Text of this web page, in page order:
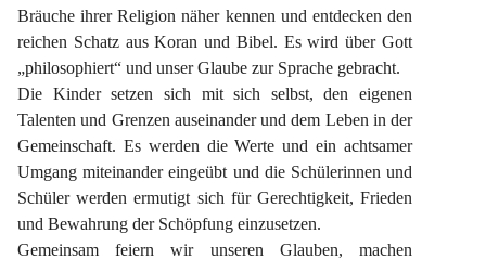
Bräuche ihrer Religion näher kennen und entdecken den
reichen Schatz aus Koran und Bibel. Es wird über Gott
„philosophiert“ und unser Glaube zur Sprache gebracht.
Die Kinder setzen sich mit sich selbst, den eigenen
Talenten und Grenzen auseinander und dem Leben in der
Gemeinschaft. Es werden die Werte und ein achtsamer
Umgang miteinander eingeübt und die Schülerinnen und
Schüler werden ermutigt sich für Gerechtigkeit, Frieden
und Bewahrung der Schöpfung einzusetzen.
Gemeinsam feiern wir unseren Glauben, machen